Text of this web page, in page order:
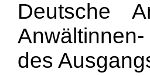
Deutsche
des